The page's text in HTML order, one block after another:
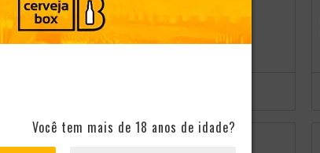
PACK 4 CERVEJAS LOHN HOP
LAGER 355ML
Você tem mais de 18 anos de idade?